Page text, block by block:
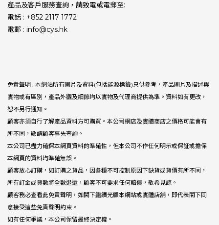
產品及客戶服務查詢，請致電或電郵至:
電話 : +852 2117 1772
電郵 : info@cys.hk
免責聲明 : 本網站所有圖片及資料(包括能源標籤)只供參考，產品圖片及描述與
實物或有區別，產品外觀及細節均以實物及代理商提供為準。資料如有更改，
恕不另行通知。
顧客亦須自行了解產品資料方可購買。本公司網店及實體商店之價格可能會有
所不同，敬請顧客事先查詢。
本公司已盡力確保本網頁資料的準確性，但本公司不作任何明示或保証或擔保
本網頁的資料均準確無誤。
顧客放心訂購，如訂購之貨品，因各種不可控制原因下缺貨或貨價有所不同，
所有訂金或貨數將全數退還，顧客不可要求任何賠償，敬希見諒。
顧客務必查看此免責聲明，如閣下繼續光顧本網站或實體店舖，即代表閣下同
意接受這些免責聲明約束。
如有任何爭議，本公司保留最終決定權。